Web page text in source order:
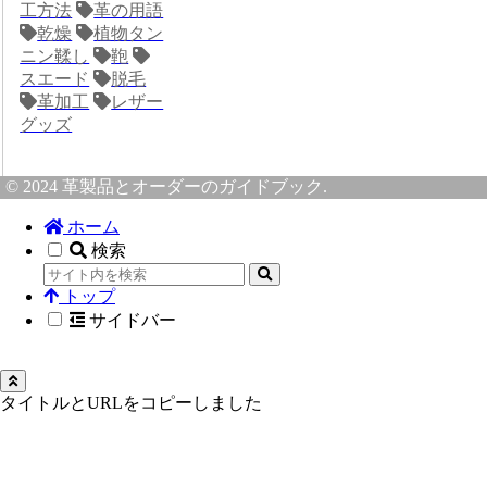
工方法
革の用語
乾燥
植物タン
ニン鞣し
鞄
スエード
脱毛
革加工
レザー
グッズ
© 2024 革製品とオーダーのガイドブック.
ホーム
検索
トップ
サイドバー
タイトルとURLをコピーしました